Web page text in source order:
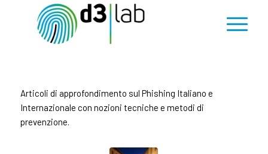
Articoli di approfondimento sul Phishing Italiano e
Internazionale con nozioni tecniche e metodi di
prevenzione.